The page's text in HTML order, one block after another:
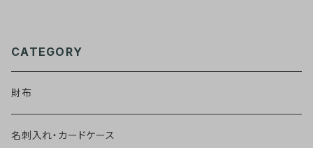
CATEGORY
財布
名刺入れ・カードケース